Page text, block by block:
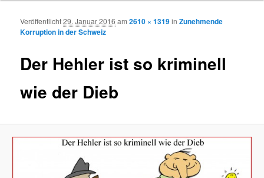
Der Hehler ist so kriminell
wie der Dieb
Veröffentlicht29. Januar 2016 am2610 × 1319inZunehmende
Korruption in der Schweiz